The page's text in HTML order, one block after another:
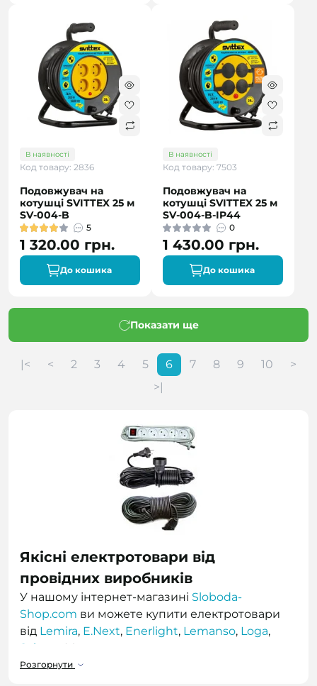
В наявності
Код товару: 2836
Подовжувач на
котушці SVITTEX 25 м
SV-004-B
5
1 320.00 грн.
До кошика
В наявності
Код товару: 7503
Подовжувач на
котушці SVITTEX 25 м
SV-004-B-IP44
0
1 430.00 грн.
До кошика
Показати ще
|< < 2 3 4 5 6 7 8 9 10
>
>|
Якісні електротовари від
провідних виробників
У нашому інтернет-магазині Sloboda-
Shop.com ви можете купити електротовари
від Lemira, E.Next, Enerlight, Lemanso, Loga,
Svittex
. Ми пропонуємо товари для дому та
бізнесу з доставкою по всій Україні.
Розгорнути